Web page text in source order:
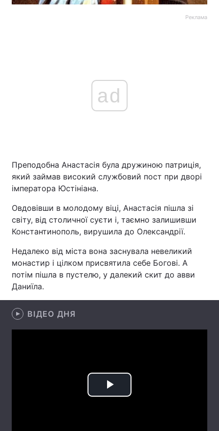
Головна Війна
Україна Політика
Економіка Світ
Техно і зв'язок
Реклама
ad
Преподобна Анастасія була дружиною патриція,
який займав високий службовий пост при дворі
імператора Юстініана.
Овдовівши в молодому віці, Анастасія пішла зі
світу, від столичної суєти і, таємно залишивши
Константинополь, вирушила до Олександрії.
Недалеко від міста вона заснувала невеликий
монастир і цілком присвятила себе Богові. А
потім пішла в пустелю, у далекий скит до авви
Даниїла.
ВІДЕО ДНЯ
Play